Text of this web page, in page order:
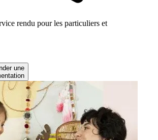
rendu pour les particuliers et
une